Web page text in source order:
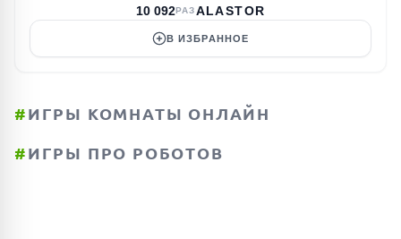
10 092РАЗALASTOR
В ИЗБРАННОЕ
#ИГРЫ КОМНАТЫ ОНЛАЙН
#ИГРЫ ПРО РОБОТОВ